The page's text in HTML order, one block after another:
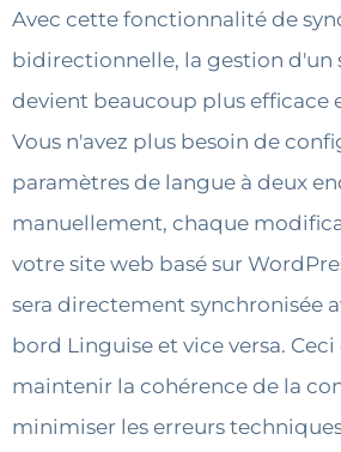
Avec cette fonctionnalité de
bidirectionnelle, la gestion
devient beaucoup plus efficace
Vous n'avez plus besoin de
paramètres de langue à deux
manuellement, chaque
votre site web basé sur
sera directement synchronisée
bord Linguise et vice versa.
maintenir la cohérence de la
minimiser les erreurs